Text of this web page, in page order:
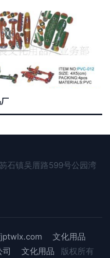
石镇吴厝路599号公园湾
文化用品
文化用品 版权所有